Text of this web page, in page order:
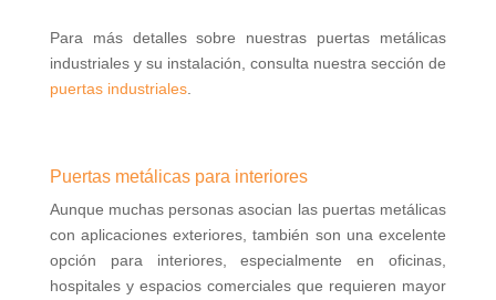
Para más detalles sobre nuestras puertas metálicas
industriales y su instalación, consulta nuestra sección de
puertas industriales.
Puertas metálicas para interiores
Aunque muchas personas asocian las puertas metálicas
con aplicaciones exteriores, también son una excelente
opción para interiores, especialmente en oficinas,
hospitales y espacios comerciales que requieren mayor